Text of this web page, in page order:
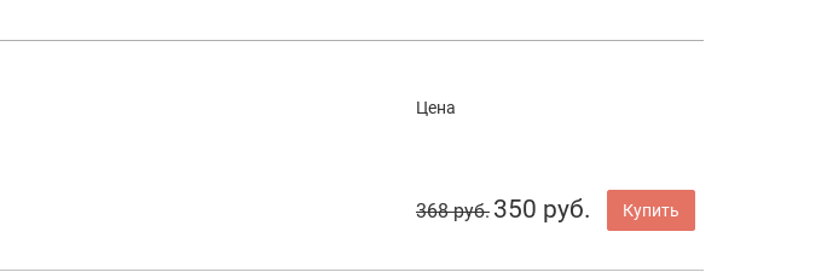
Цена
368 руб. 350 руб. Купить